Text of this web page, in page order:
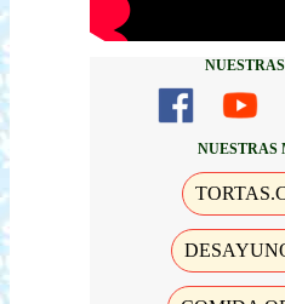
NUESTRAS